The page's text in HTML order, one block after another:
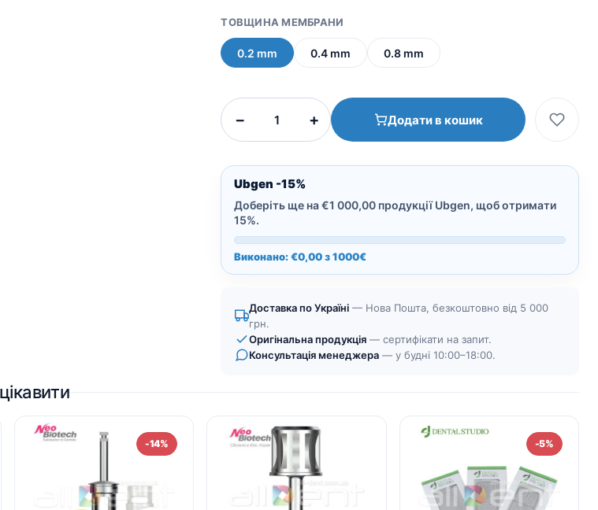
ТОВЩИНА МЕМБРАНИ
0.2 mm 0.4 mm 0.8 mm
−
Колагенова
мембрана
з
бичачого
перикарда
Ubgen
Shelter
Fast
|
30х25
кількість
+ Додати в кошик
Ubgen -15%
Доберіть ще на €1 000,00 продукції Ubgen, щоб отримати
15%.
Виконано: €0,00 з 1000€
Доставка по Україні — Нова Пошта, безкоштовно від 5 000
грн.
Оригінальна продукція — сертифікати на запит.
Консультація менеджера — у будні 10:00–18:00.
-14% -5%